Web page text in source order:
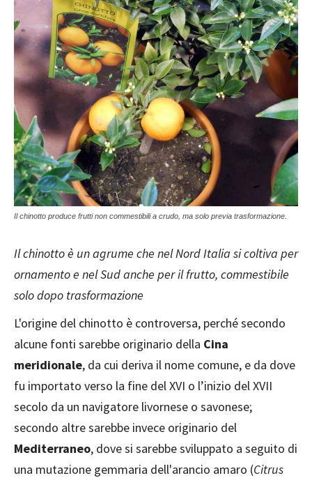
Il chinotto produce frutti non commestibili a crudo, ma solo previa trasformazione.
Il chinotto è un agrume che nel Nord Italia si coltiva per
ornamento e nel Sud anche per il frutto, commestibile
solo dopo trasformazione
L'origine del chinotto è controversa, perché secondo
alcune fonti sarebbe originario della Cina
meridionale, da cui deriva il nome comune, e da dove
fu importato verso la fine del XVI o l’inizio del XVII
secolo da un navigatore livornese o savonese;
secondo altre sarebbe invece originario del
Mediterraneo, dove si sarebbe sviluppato a seguito di
una mutazione gemmaria dell'arancio amaro (Citrus